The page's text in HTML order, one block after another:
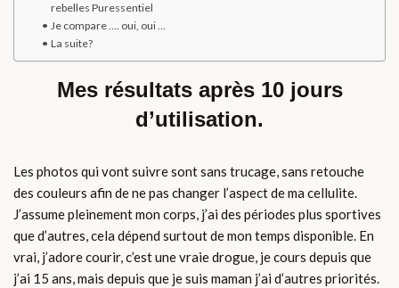
rebelles Puressentiel
Je compare …. oui, oui …
La suite?
Mes résultats après 10 jours
d’utilisation.
Les photos qui vont suivre sont sans trucage, sans retouche
des couleurs afin de ne pas changer l’aspect de ma cellulite.
J’assume pleinement mon corps, j’ai des périodes plus sportives
que d’autres, cela dépend surtout de mon temps disponible. En
vrai, j’adore courir, c’est une vraie drogue, je cours depuis que
j’ai 15 ans, mais depuis que je suis maman j’ai d’autres priorités.